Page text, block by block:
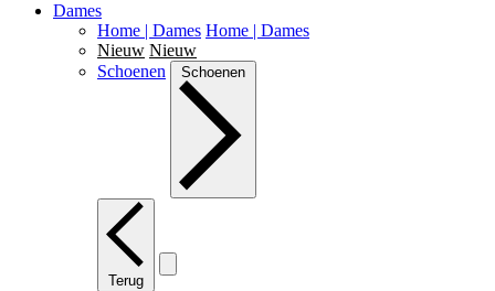
Dames
Home | Dames Home | Dames
Nieuw Nieuw
Schoenen
Schoenen
Terug